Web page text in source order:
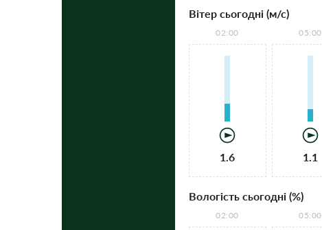
Вітер сьогодні (м/с)
02:00
1.6
05:00
1.1
Вологість сьогодні (%)
02:00 05:00